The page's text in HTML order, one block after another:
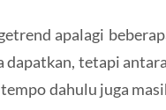
apalagi
tetapi
dahulu juga